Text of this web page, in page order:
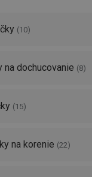
(10)
na dochucovanie (8)
(15)
na korenie (22)